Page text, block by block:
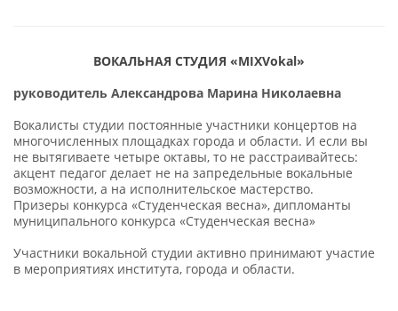
ВОКАЛЬНАЯ СТУДИЯ «MIXVokal»
руководитель Александрова Марина Николаевна
Вокалисты студии постоянные участники концертов на
многочисленных площадках города и области. И если вы
не вытягиваете четыре октавы, то не расстраивайтесь:
акцент педагог делает не на запредельные вокальные
возможности, а на исполнительское мастерство.
Призеры конкурса «Студенческая весна», дипломанты
муниципального конкурса «Студенческая весна»
Участники вокальной студии активно принимают участие
в мероприятиях института, города и области.